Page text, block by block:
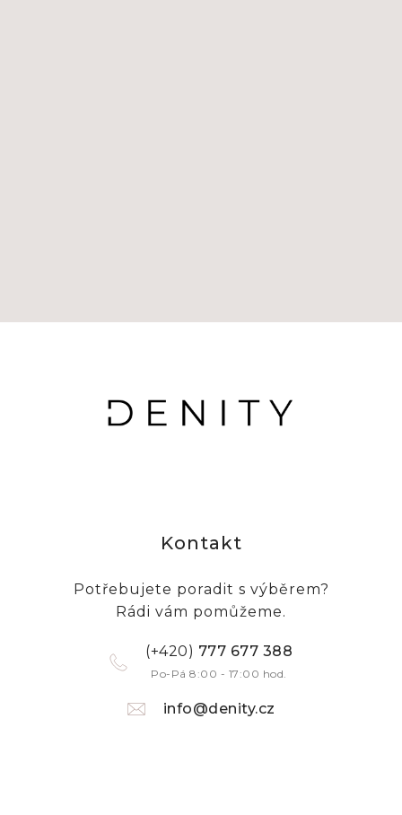
Kontakt
Potřebujete poradit s výběrem?
Rádi vám pomůžeme.
(+420) 777 677 388
Po-Pá 8:00 - 17:00 hod.
info@denity.cz